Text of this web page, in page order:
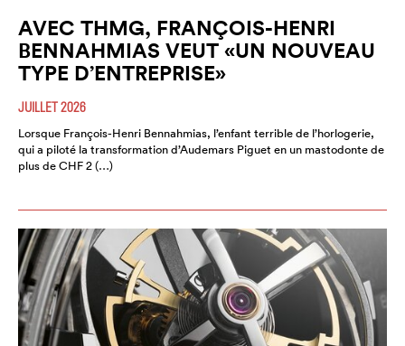
AVEC THMG, FRANÇOIS-HENRI
BENNAHMIAS VEUT «UN NOUVEAU
TYPE D’ENTREPRISE»
JUILLET 2026
Lorsque François-Henri Bennahmias, l’enfant terrible de l’horlogerie,
qui a piloté la transformation d’Audemars Piguet en un mastodonte de
plus de CHF 2 (…)